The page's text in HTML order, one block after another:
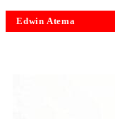
Edwin Atema